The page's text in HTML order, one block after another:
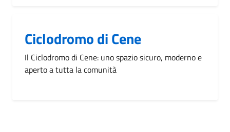
Ciclodromo di Cene
Il Ciclodromo di Cene: uno spazio sicuro, moderno e
aperto a tutta la comunità